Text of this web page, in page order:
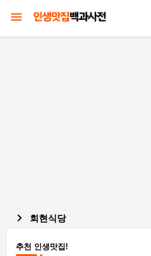
회현식당
추천 인생맛집!